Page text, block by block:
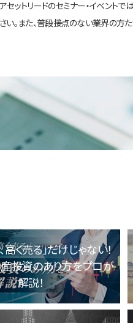
アセットリードのセミナー・イベント
さい。また、普段接点のない業界の方
高く売る」だけじゃない！
投資のあり方をプロが
解説！